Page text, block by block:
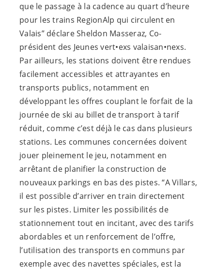
que le passage à la cadence au quart d’heure
pour les trains RegionAlp qui circulent en
Valais” déclare Sheldon Masseraz, Co-
président des Jeunes vert•exs valaisan•nexs.
Par ailleurs, les stations doivent être rendues
facilement accessibles et attrayantes en
transports publics, notamment en
développant les offres couplant le forfait de la
journée de ski au billet de transport à tarif
réduit, comme c’est déjà le cas dans plusieurs
stations. Les communes concernées doivent
jouer pleinement le jeu, notamment en
arrêtant de planifier la construction de
nouveaux parkings en bas des pistes. “A Villars,
il est possible d’arriver en train directement
sur les pistes. Limiter les possibilités de
stationnement tout en incitant, avec des tarifs
abordables et un renforcement de l’offre,
l’utilisation des transports en communs par
exemple avec des navettes spéciales, est la